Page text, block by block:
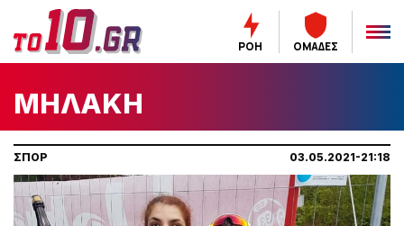
ΡΟΗ ΟΜΑΔΕΣ
ΜΗΛΑΚΗ
ΣΠΟΡ 03.05.2021-21:18